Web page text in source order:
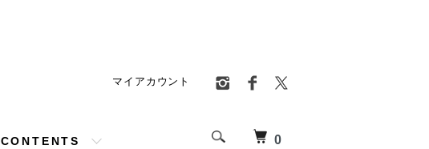
0
CONTENTS
マイアカウント